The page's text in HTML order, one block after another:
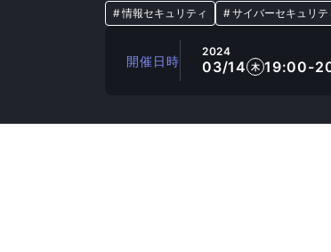
#情報セキュリティ #サイバーセキュリテ
開催日時
2024
03/14 木 19:00-